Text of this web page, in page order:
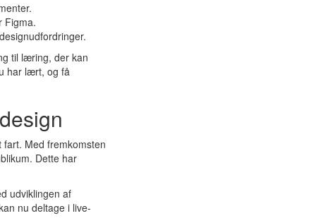
Figma.
til læring, der kan
har lært, og få
Med fremkomsten
Dette har
udviklingen af
nu deltage i live-